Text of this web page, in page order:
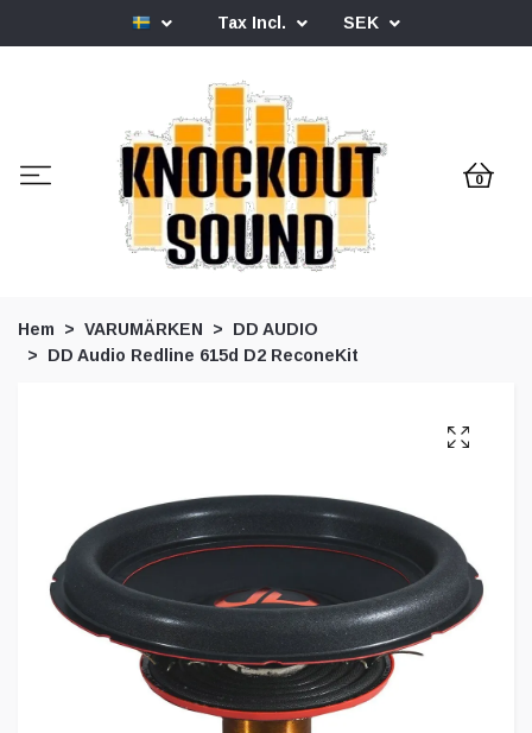
Tax Incl. SEK
0
Hem VARUMÄRKEN
DD AUDIO
DD Audio Redline 615d D2 ReconeKit